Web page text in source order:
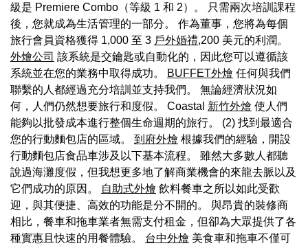
級是 Premiere Combo（等級 1 和 2）。 只需兩次培訓課程
後，您就成為生活管理的一部分。 作為董事，您將為每個
旅行會員資格獲得 1,000 至 3 戶外婚禮,200 美元的利潤。
外燴公司 該系統是交鑰匙或自動化的，因此您可以遵循該
系統並在您的業務中取得成功。
BUFFET外燴 任何與我們
聯繫的人都經過充分培訓並支持我們。 無論經濟狀況如
何，人們仍然想要旅行和度假。 Coastal 新竹外燴 使人們
能夠以批發成本進行整個生命週期的旅行。 (2) 找到最適合
您的行動麵包店的區域。 到府外燴 根據我們的經驗，開設
行動麵包店食品車涉及以下基本流程。 雖然大多數人都聽
說過海灘度假，但我想更多地了解商業機會的來龍去脈以及
它們成功的原因。
自助式外燴 飲料餐車之所以如此受歡
迎，與其便捷、高效的功能是分不開的。 與昂貴的裝修商
相比，餐車和拖車業者無需支付租金，但卻為大眾提供了各
種實惠且快速的用餐體驗。 台中外燴 美食車和拖車不僅可